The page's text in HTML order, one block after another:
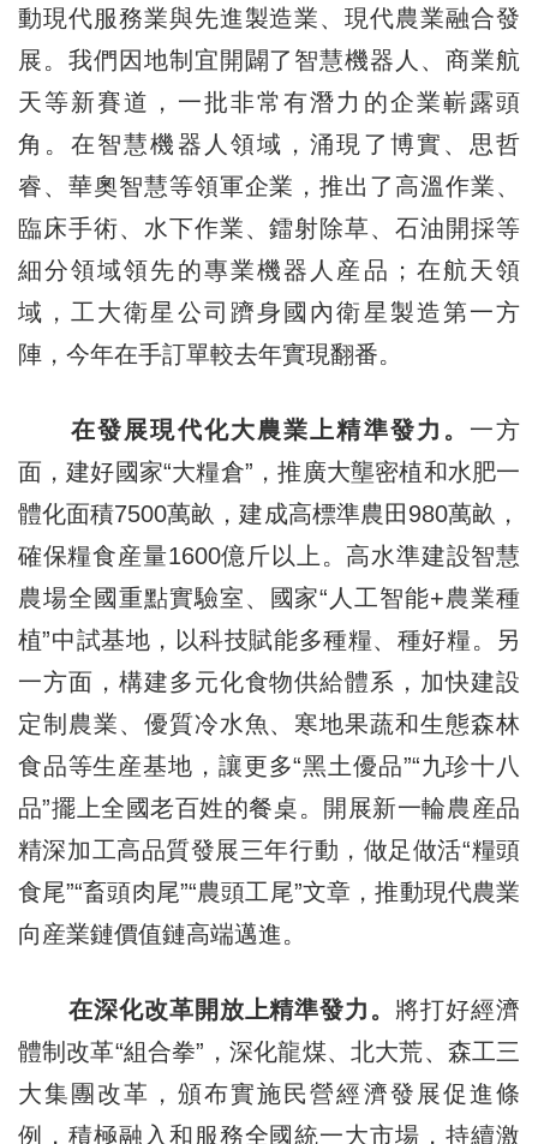
動現代服務業與先進製造業、現代農業融合發
展。我們因地制宜開闢了智慧機器人、商業航
天等新賽道，一批非常有潛力的企業嶄露頭
角。在智慧機器人領域，涌現了博實、思哲
睿、華奧智慧等領軍企業，推出了高溫作業、
臨床手術、水下作業、鐳射除草、石油開採等
細分領域領先的專業機器人産品；在航天領
域，工大衛星公司躋身國內衛星製造第一方
陣，今年在手訂單較去年實現翻番。
在發展現代化大農業上精準發力。 一方
面，建好國家“大糧倉”，推廣大壟密植和水肥一
體化面積7500萬畝，建成高標準農田980萬畝，
確保糧食産量1600億斤以上。高水準建設智慧
農場全國重點實驗室、國家“人工智能+農業種
植”中試基地，以科技賦能多種糧、種好糧。另
一方面，構建多元化食物供給體系，加快建設
定制農業、優質冷水魚、寒地果蔬和生態森林
食品等生産基地，讓更多“黑土優品”“九珍十八
品”擺上全國老百姓的餐桌。開展新一輪農産品
精深加工高品質發展三年行動，做足做活“糧頭
食尾”“畜頭肉尾”“農頭工尾”文章，推動現代農業
向産業鏈價值鏈高端邁進。
在深化改革開放上精準發力。 將打好經濟
體制改革“組合拳”，深化龍煤、北大荒、森工三
大集團改革，頒布實施民營經濟發展促進條
例，積極融入和服務全國統一大市場，持續激